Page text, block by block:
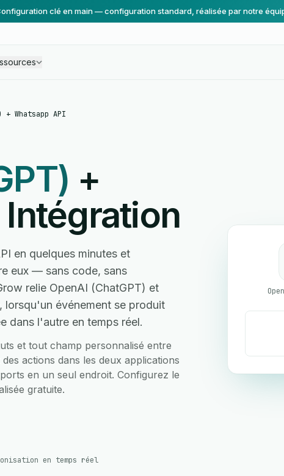
clé en main — configuration standard, réalisée par notre
+ Whatsapp API
+
Intégration
en quelques minutes et
eux — sans code, sans
relie OpenAI (ChatGPT) et
lorsqu'un événement se produit
dans l'autre en temps réel.
et tout champ personnalisé entre
actions dans les deux applications
en un seul endroit. Configurez le
gratuite.
en temps réel